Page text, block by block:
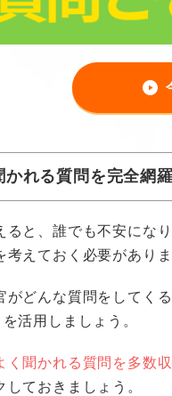
れる質問を完全網羅
ると、誰でも不安にな
考えておく必要がありま
がどんな質問をしてく
活用しましょう。
く聞かれる質問を多数
ておきましょう。